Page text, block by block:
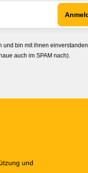
und bin mit ihnen einverstanden.
auch im SPAM nach).
und